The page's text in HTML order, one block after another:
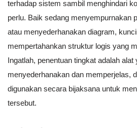
terhadap sistem sambil menghindari
perlu. Baik sedang menyempurnakan
atau menyederhanakan diagram,
mempertahankan struktur logis yang
Ingatlah, penentuan tingkat adalah
menyederhanakan dan memperjelas,
digunakan secara bijaksana untuk
tersebut.